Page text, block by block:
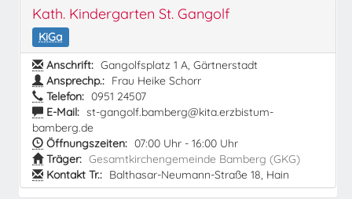
Kath. Kindergarten St. Gangolf
KiGa
Anschrift: Gangolfsplatz 1 A, Gärtnerstadt
Ansprechp.: Frau Heike Schorr
Telefon: 0951 24507
E-Mail: st-gangolf.bamberg@kita.erzbistum-
bamberg.de
Öffnungszeiten: 07:00 Uhr - 16:00 Uhr
Träger: Gesamtkirchengemeinde Bamberg (GKG)
Kontakt Tr.: Balthasar-Neumann-Straße 18, Hain